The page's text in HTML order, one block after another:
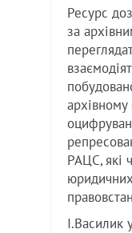
Ресурс
за
архівному
РАЦС, які
І.Василик